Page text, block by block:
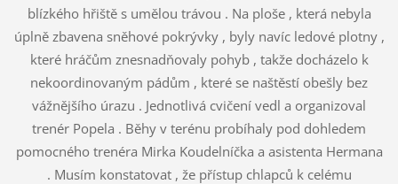
blízkého hřiště s umělou trávou . Na ploše , která nebyla
úplně zbavena sněhové pokrývky , byly navíc ledové plotny ,
které hráčům znesnadňovaly pohyb , takže docházelo k
nekoordinovaným pádům , které se naštěstí obešly bez
vážnějšího úrazu . Jednotlivá cvičení vedl a organizoval
trenér Popela . Běhy v terénu probíhaly pod dohledem
pomocného trenéra Mirka Koudelníčka a asistenta Hermana
. Musím konstatovat , že přístup chlapců k celému